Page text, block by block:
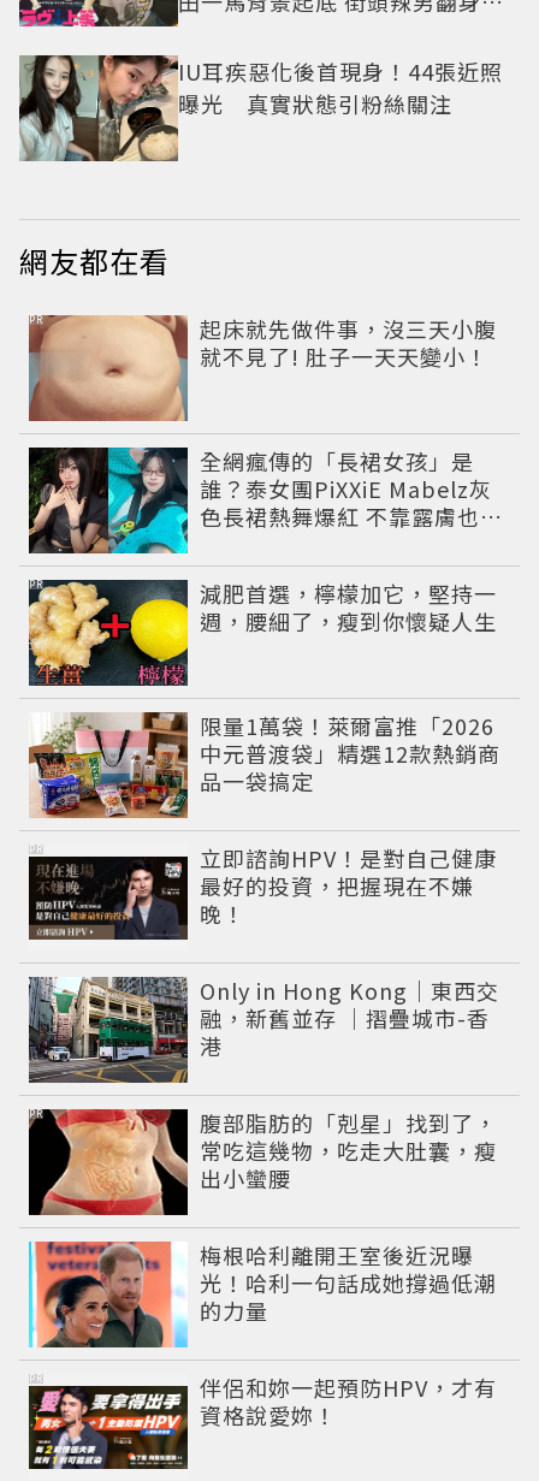
IU耳疾惡化後首現身！44張近照
曝光 真實狀態引粉絲關注
網友都在看
起床就先做件事，沒三天小腹
就不見了! 肚子一天天變小！
PR
全網瘋傳的「長裙女孩」是
誰？泰女團PiXXiE Mabelz灰
色長裙熱舞爆紅 不靠露膚也能
減肥首選，檸檬加它，堅持一
週，腰細了，瘦到你懷疑人生
PR
限量1萬袋！萊爾富推「2026
中元普渡袋」精選12款熱銷商
品一袋搞定
立即諮詢HPV！是對自己健康
最好的投資，把握現在不嫌
晚！
PR
Only in Hong Kong｜東西交
融，新舊並存 ｜摺疊城市-香
港
腹部脂肪的「剋星」找到了，
常吃這幾物，吃走大肚囊，瘦
出小蠻腰
PR
梅根哈利離開王室後近況曝
光！哈利一句話成她撐過低潮
的力量
伴侶和妳一起預防HPV，才有
資格說愛妳！
PR